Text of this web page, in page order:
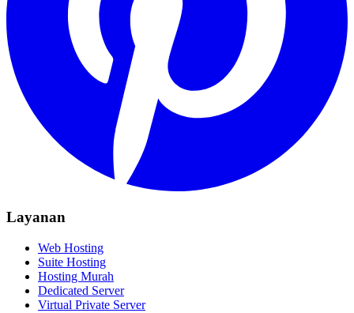
Layanan
Web Hosting
Suite Hosting
Hosting Murah
Dedicated Server
Virtual Private Server